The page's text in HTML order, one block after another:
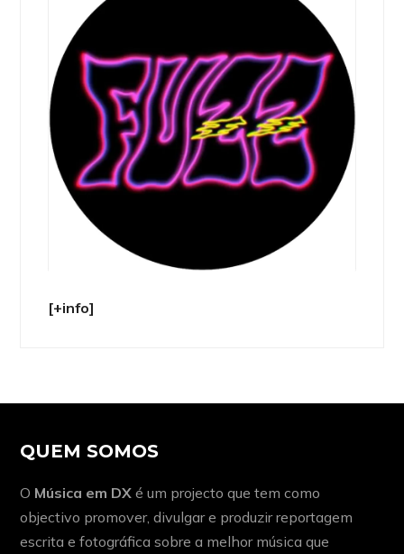
[+info]
QUEM SOMOS
O Música em DX é um projecto que tem como
objectivo promover, divulgar e produzir reportagem
escrita e fotográfica sobre a melhor música que